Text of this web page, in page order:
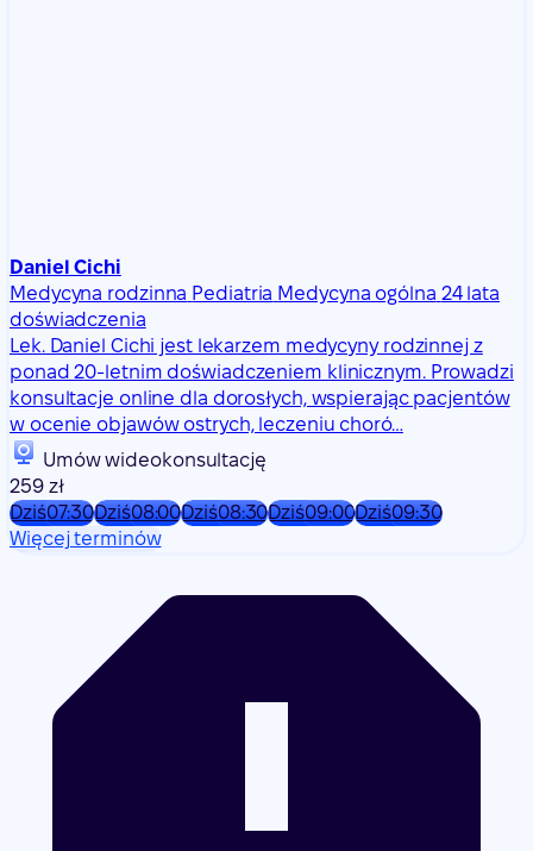
Daniel Cichi
Medycyna rodzinna Pediatria Medycyna ogólna 24 lata
doświadczenia
Lek. Daniel Cichi jest lekarzem medycyny rodzinnej z
ponad 20-letnim doświadczeniem klinicznym. Prowadzi
konsultacje online dla dorosłych, wspierając pacjentów
w ocenie objawów ostrych, leczeniu choró…
Umów wideokonsultację
259 zł
Dziś07:30Dziś08:00Dziś08:30Dziś09:00Dziś09:30
Więcej terminów